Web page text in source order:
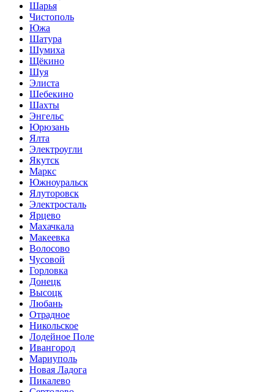
Шарья
Чистополь
Южа
Шатура
Шумиха
Щёкино
Шуя
Элиста
Шебекино
Шахты
Энгельс
Юрюзань
Ялта
Электроугли
Якутск
Маркс
Южноуральск
Ялуторовск
Электросталь
Ярцево
Махачкала
Макеевка
Волосово
Чусовой
Горловка
Донецк
Высоцк
Любань
Отрадное
Никольское
Лодейное Поле
Ивангород
Мариуполь
Новая Ладога
Пикалево